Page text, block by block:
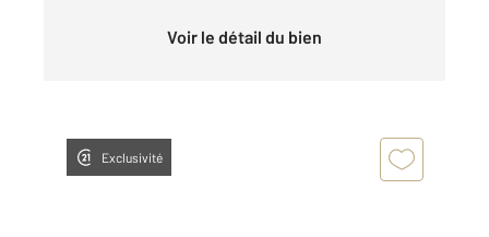
Voir le détail du bien
Exclusivité